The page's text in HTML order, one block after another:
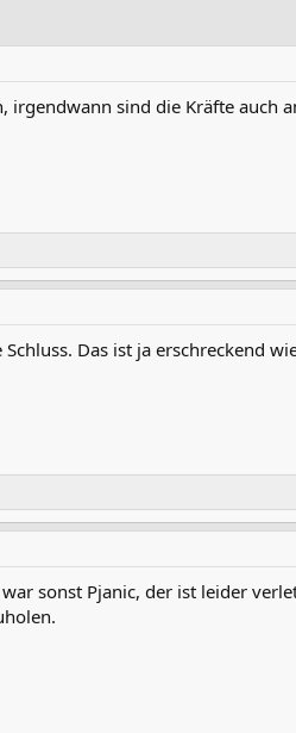
sind die Kräfte auch
Das ist ja erschreckend
sonst Pjanic, der ist leider